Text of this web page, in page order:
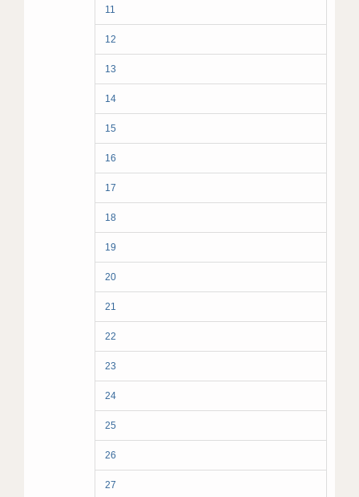
11
12
13
14
15
16
17
18
19
20
21
22
23
24
25
26
27